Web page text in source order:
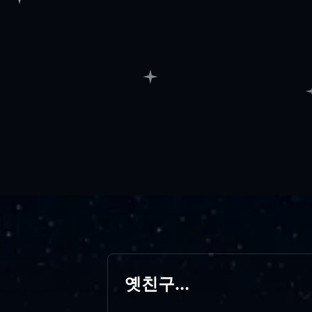
옛친구...